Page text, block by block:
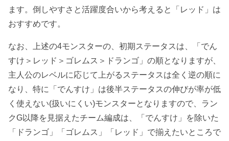
ます。倒しやすさと活躍度合いから考えると「レッド」は
おすすめです。
なお、上述の4モンスターの、初期ステータスは、「でん
すけ＞レッド＞ゴレムス＞ドランゴ」の順となりますが、
主人公のレベルに応じて上がるステータスは全く逆の順に
なり、特に「でんすけ」は後半ステータスの伸びが率が低
く使えない(扱いにくい)モンスターとなりますので、ラン
クG以降を見据えたチーム編成は、「でんすけ」を除いた
「ドランゴ」「ゴレムス」「レッド」で揃えたいところで